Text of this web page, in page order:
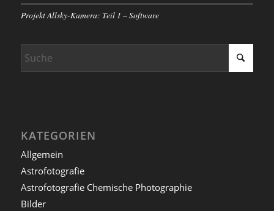
Projekt Allsky-Kamera: Teil 1 – Software
KATEGORIEN
Allgemein
Astrofotografie
Astrofotografie Chemische Photographie
Bilder